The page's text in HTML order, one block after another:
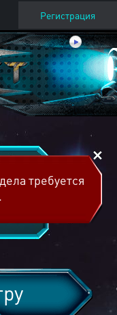
Регистрация
требуется